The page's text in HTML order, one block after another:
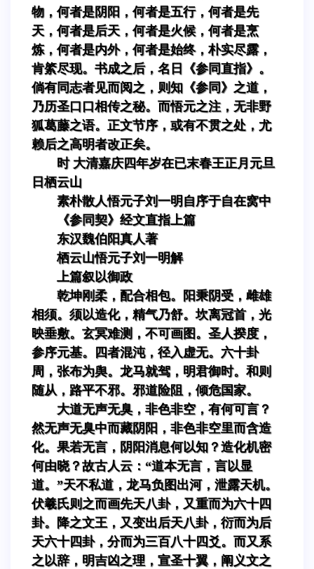
物，何者是阴阳，何者是五行，何者是先
天，何者是后天，何者是火候，何者是烹
炼，何者是内外，何者是始终，朴实尽露，
肯綮尽现。书成之后，名日《参同直指》。
倘有同志者见而阅之，则知《参同》之道，
乃历圣口口相传之秘。而悟元之注，无非野
狐葛藤之语。正文节序，或有不贯之处，尤
赖后之高明者改正矣。
时 大清嘉庆四年岁在已末春王正月元旦
日栖云山
素朴散人悟元子刘一明自序于自在窝中
《参同契》经文直指上篇
东汉魏伯阳真人著
栖云山悟元子刘一明解
上篇叙以御政
乾坤刚柔，配合相包。阳秉阴受，雌雄
相须。须以造化，精气乃舒。坎离冠首，光
映垂敷。玄冥难测，不可画图。圣人揆度，
参序元基。四者混沌，径入虚无。六十卦
周，张布为舆。龙马就驾，明君御时。和则
随从，路平不邪。邪道险阻，倾危国家。
大道无声无臭，非色非空，有何可言？
然无声无臭中而藏阴阳，非色非空里而含造
化。果若无言，阴阳消息何以知？造化机密
何由晓？故古人云：“道本无言，言以显
道。”天不私道，龙马负图出河，泄露天机。
伏羲氏则之而画先天八卦，又重而为六十四
卦。降之文王，又变出后天八卦，衍而为后
天六十四卦，分而为三百八十四爻。而又系
之以辞，明吉凶之理，宣圣十翼，阐义文之